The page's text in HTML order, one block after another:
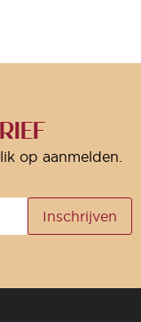
op aanmelden.